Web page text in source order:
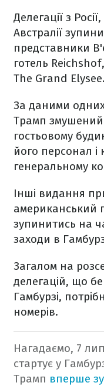
Делегації з
Австралії
представники
готель Reichshof,
The Grand Elysee.
За даними
Трамп змушений
гостьовому
його персонал і
генеральному
Інші видання
американський
зупинитись на
заходи в
Загалом на
делегацій, що
Гамбурзі,
номерів.
Нагадаємо, 7
стартує у
Трамп вперше